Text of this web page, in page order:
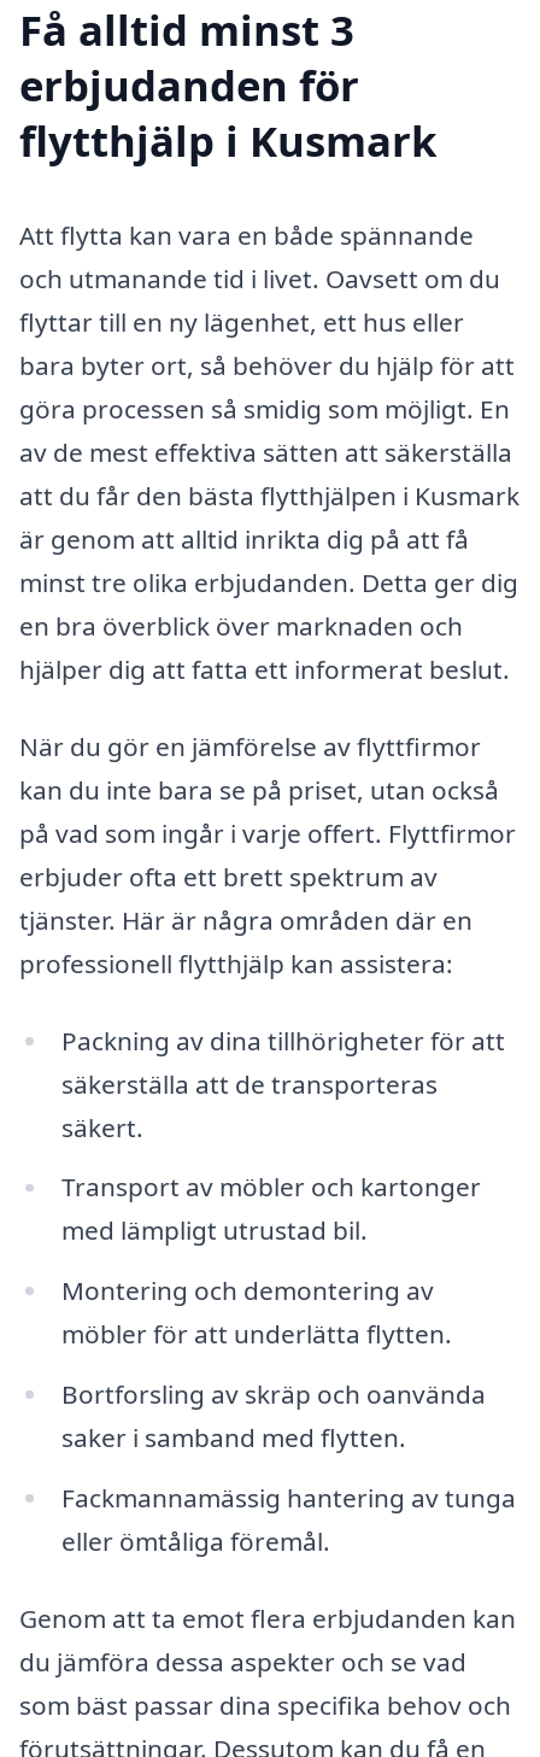
Få alltid minst 3
erbjudanden för
flytthjälp i Kusmark
Att flytta kan vara en både spännande
och utmanande tid i livet. Oavsett om du
flyttar till en ny lägenhet, ett hus eller
bara byter ort, så behöver du hjälp för att
göra processen så smidig som möjligt. En
av de mest effektiva sätten att säkerställa
att du får den bästa flytthjälpen i Kusmark
är genom att alltid inrikta dig på att få
minst tre olika erbjudanden. Detta ger dig
en bra överblick över marknaden och
hjälper dig att fatta ett informerat beslut.
När du gör en jämförelse av flyttfirmor
kan du inte bara se på priset, utan också
på vad som ingår i varje offert. Flyttfirmor
erbjuder ofta ett brett spektrum av
tjänster. Här är några områden där en
professionell flytthjälp kan assistera:
Packning av dina tillhörigheter för att
säkerställa att de transporteras
säkert.
Transport av möbler och kartonger
med lämpligt utrustad bil.
Montering och demontering av
möbler för att underlätta flytten.
Bortforsling av skräp och oanvända
saker i samband med flytten.
Fackmannamässig hantering av tunga
eller ömtåliga föremål.
Genom att ta emot flera erbjudanden kan
du jämföra dessa aspekter och se vad
som bäst passar dina specifika behov och
förutsättningar. Dessutom kan du få en